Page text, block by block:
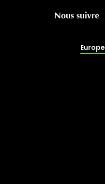
Nous suivre
Europe